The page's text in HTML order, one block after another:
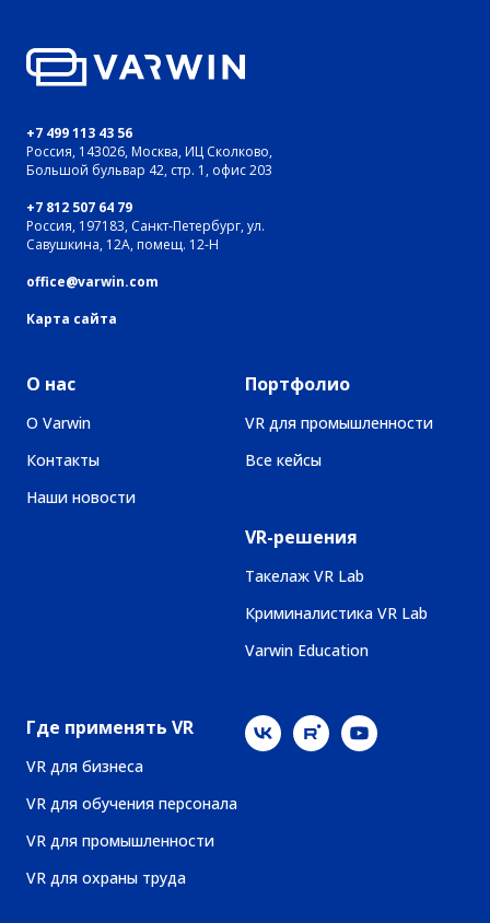
+7 499 113 43 56
Россия, 143026, Москва, ИЦ Сколково,
Большой бульвар 42, стр. 1, офис 203
+7 812 507 64 79
Россия, 197183, Санкт-Петербург, ул.
Савушкина, 12А, помещ. 12-Н
office@varwin.com
Карта сайта
О нас
О Varwin
Контакты
Наши новости
Портфолио
VR для промышленности
Все кейсы
VR-решения
Такелаж VR Lab
Криминалистика VR Lab
Varwin Education
Где применять VR
VR для бизнеса
VR для обучения персонала
VR для промышленности
VR для охраны труда